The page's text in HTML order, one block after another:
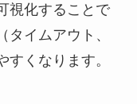
視化することで
イムアウト、
くなります。